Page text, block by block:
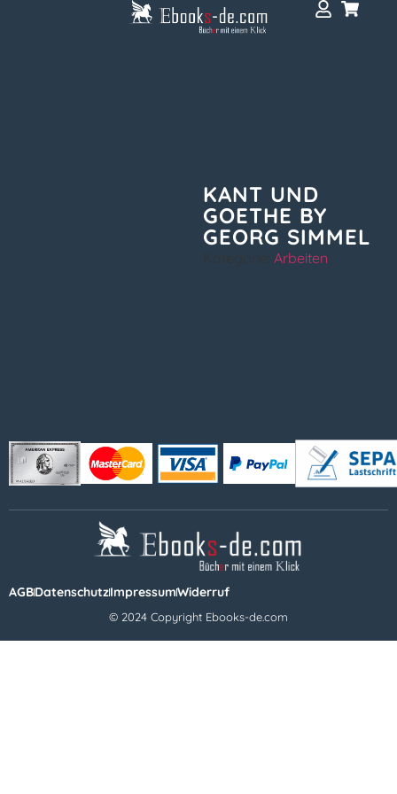
KANT UND
GOETHE BY
GEORG SIMMEL
Kategorie:Arbeiten
AGBDatenschutzImpressumWiderruf
© 2024 Copyright Ebooks-de.com